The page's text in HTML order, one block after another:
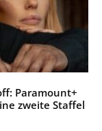
Paramount+
zweite Staffel